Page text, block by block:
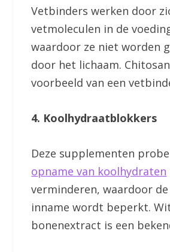
Vetbinders werken door
vetmoleculen in de
waardoor ze niet worden
door het lichaam.
voorbeeld van een
4. Koolhydraatblokkers
Deze supplementen
opname van koolhydraten
verminderen, waardoor
inname wordt beperkt.
bonenextract is een